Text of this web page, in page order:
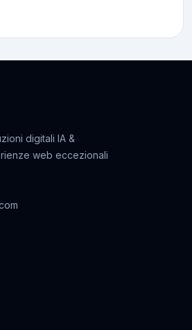
digitali IA &
web eccezionali